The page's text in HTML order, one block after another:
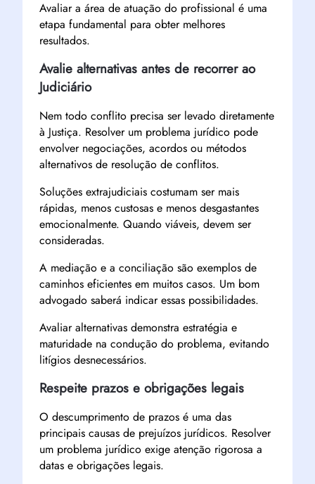
Avaliar a área de atuação do profissional é uma
etapa fundamental para obter melhores
resultados.
Avalie alternativas antes de recorrer ao
Judiciário
Nem todo conflito precisa ser levado diretamente
à Justiça. Resolver um problema jurídico pode
envolver negociações, acordos ou métodos
alternativos de resolução de conflitos.
Soluções extrajudiciais costumam ser mais
rápidas, menos custosas e menos desgastantes
emocionalmente. Quando viáveis, devem ser
consideradas.
A mediação e a conciliação são exemplos de
caminhos eficientes em muitos casos. Um bom
advogado saberá indicar essas possibilidades.
Avaliar alternativas demonstra estratégia e
maturidade na condução do problema, evitando
litígios desnecessários.
Respeite prazos e obrigações legais
O descumprimento de prazos é uma das
principais causas de prejuízos jurídicos. Resolver
um problema jurídico exige atenção rigorosa a
datas e obrigações legais.